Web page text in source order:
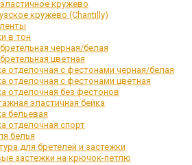
кружево
кружево (Chantilly)
в тон
черная/белая
цветная
отделочная с фестонами черная/белая
отделочная с фестонами цветная
отделочная без фестонов
эластичная бейка
бельевая
отделочная спорт
белья
для бретелей и застежки
застежки на крючок-петлю